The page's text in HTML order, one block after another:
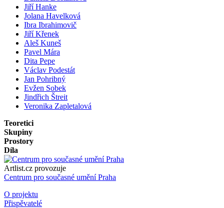
Jiří Hanke
Jolana Havelková
Ibra Ibrahimovič
Jiří Křenek
Aleš Kuneš
Pavel Mára
Dita Pepe
Václav Podestát
Jan Pohribný
Evžen Sobek
Jindřich Štreit
Veronika Zapletalová
Teoretici
Skupiny
Prostory
Díla
Artlist.cz provozuje
Centrum pro současné umění Praha
O projektu
Přispěvatelé